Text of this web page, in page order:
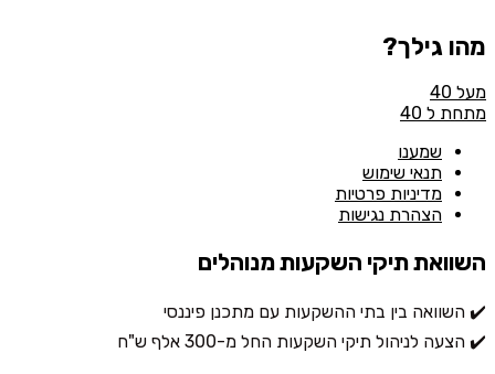
מהו גילך?
מעל 40
מתחת ל 40
שמענו
תנאי שימוש
מדיניות פרטיות
הצהרת נגישות
השוואת תיקי השקעות מנוהלים
✔️ השוואה בין בתי ההשקעות עם מתכנן פיננסי
✔️ הצעה לניהול תיקי השקעות החל מ-300 אלף ש"ח